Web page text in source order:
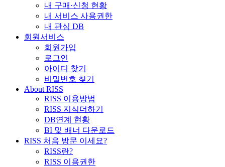
내 구매·신청 현황
내 서비스 사용권한
내 관심 DB
회원서비스
회원가입
로그인
아이디 찾기
비밀번호 찾기
About RISS
RISS 이용방법
RISS 지식더하기
DB연계 현황
BI 및 배너 다운로드
RISS 처음 방문 이세요?
RISS란?
RISS 이용권한